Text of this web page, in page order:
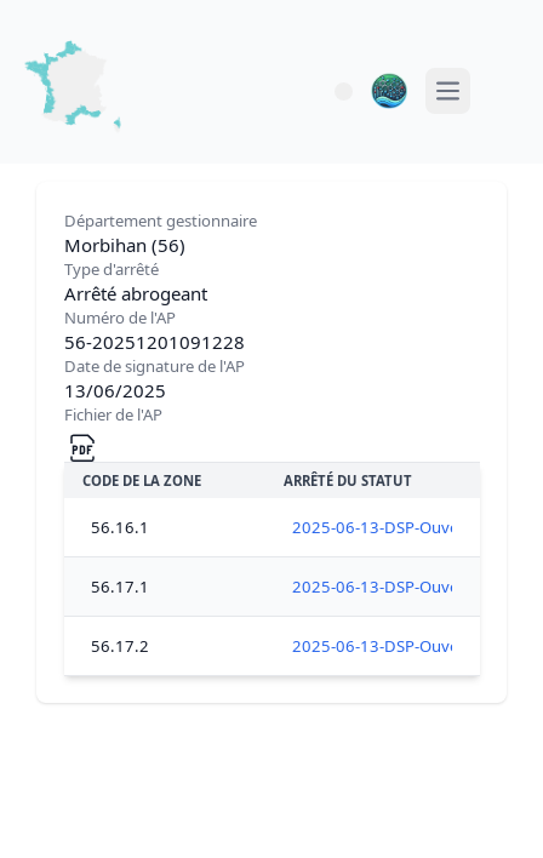
Open main
Département gestionnaire
Morbihan (56)
Type d'arrêté
Arrêté abrogeant
Numéro de l'AP
56-20251201091228
Date de signature de l'AP
13/06/2025
Fichier de l'AP
CODE DE LA ZONE ARRÊTÉ DU STATUT
56.16.1 2025-06-13-DSP-Ouverture-
56.17.1 2025-06-13-DSP-Ouverture-
56.17.2 2025-06-13-DSP-Ouverture-